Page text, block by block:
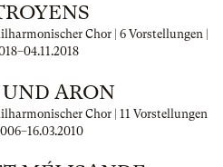
Chor | 6 Vorstellungen |
–04.11.2018
ARON
Chor | 11 Vorstellungen
–16.03.2010